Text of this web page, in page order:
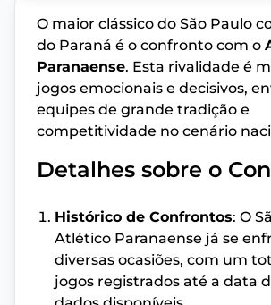
O maior clássico do São Paulo
do Paraná é o confronto com o
Paranaense. Esta rivalidade é
jogos emocionais e decisivos,
equipes de grande tradição e
competitividade no cenário
Detalhes sobre o
Histórico de Confrontos: O
Atlético Paranaense já se
diversas ocasiões, com um
jogos registrados até a data